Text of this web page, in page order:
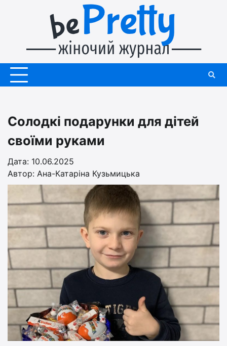
Солодкі подарунки для дітей
своїми руками
Дата: 10.06.2025
Автор: Ана-Катаріна Кузьмицька